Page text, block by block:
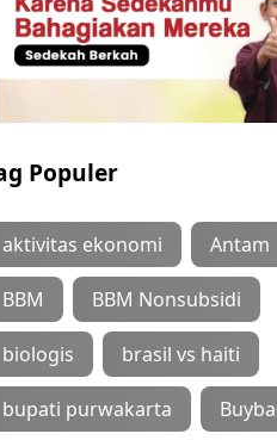
Populer
aktivitas ekonomi Antam
BBM BBM Nonsubsidi
biologis brasil vs haiti
bupati purwakarta